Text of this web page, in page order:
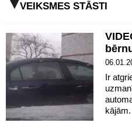
VEIKSMES STĀSTI
Ir
kājām.